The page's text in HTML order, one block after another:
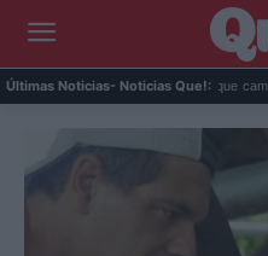
Últimas Noticias- Noticias Que!:
en 'La Promesa' que cambiará el ...